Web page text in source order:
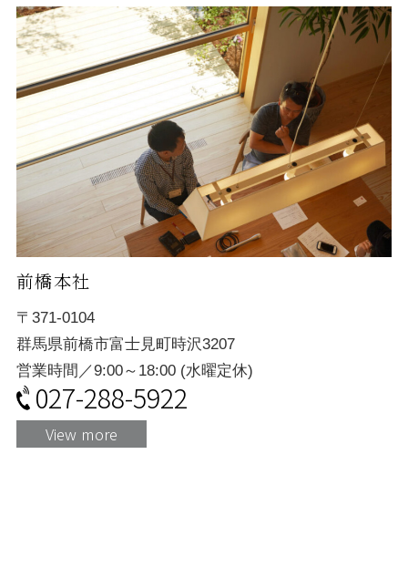
前橋本社
〒371-0104
群馬県前橋市富士見町時沢3207
営業時間／9:00～18:00 (水曜定休)
027-288-5922
View more